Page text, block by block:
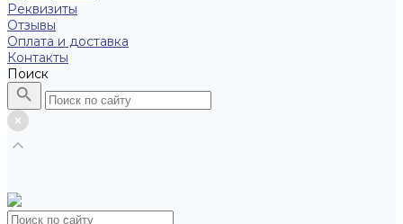
Реквизиты
Отзывы
Оплата и доставка
Контакты
Поиск